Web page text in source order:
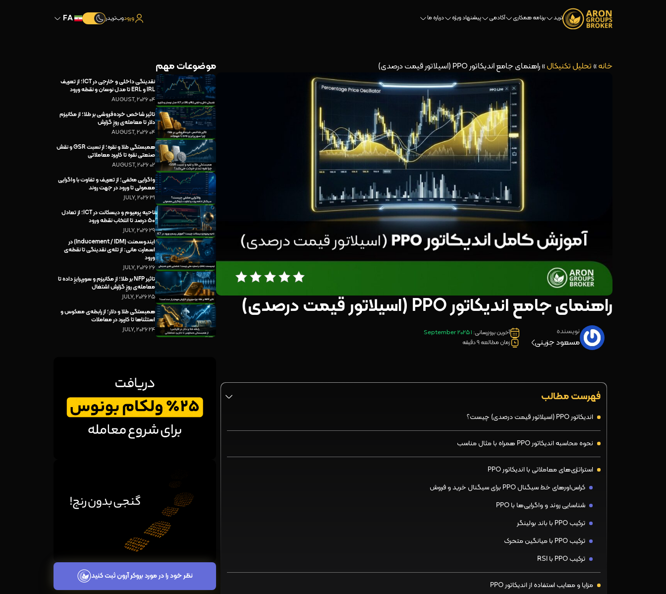
ترید برنامه همکاری آکادمی پیشنهاد ویژه درباره ما ورودوب‌تریدر
خانه» تحلیل تکنیکال»راهنمای جامع اندیکاتور PPO (اسیلاتور قیمت درصدی)
راهنمای جامع اندیکاتور PPO (اسیلاتور قیمت درصدی)
نویسنده
مسعود جزینی
آخرین بروزرسانی: 1 September 2025
زمان مطالعه 9 دقیقه
فهرست مطالب
اندیکاتور PPO (اسیلاتور قیمت درصدی) چیست؟
نحوه محاسبه اندیکاتور PPO همراه با مثال مناسب
استراتژی‌های معاملاتی با اندیکاتور PPO
کراس‌اورهای خط سیگنال PPO برای سیگنال خرید و فروش
شناسایی روند و واگرایی‌ها با PPO
ترکیب PPO با باند بولینگر
ترکیب PPO با میانگین متحرک
ترکیب PPO با RSI
مزایا و معایب استفاده از اندیکاتور PPO
موضوعات مهم
نقدینگی داخلی و خارجی در ICT؛ از تعریف
IRL و ERL تا مدل نوسان و نقطه ورود
04 AUGUST, 2026
تاثیر شاخص خرده‌فروشی بر طلا؛ از مکانیزم
دلار تا معامله‌ی روزِ گزارش
04 AUGUST, 2026
همبستگی طلا و نقره؛ از نسبت GSR و نقش
صنعتی نقره تا کاربرد معاملاتی
02 AUGUST, 2026
واگرایی مخفی؛ از تعریف و تفاوت با واگرایی
معمولی تا ورود در جهت روند
31 JULY, 2026
ناحیه پرمیوم و دیسکانت در ICT؛ از تعادل
۵۰ درصد تا انتخاب نقطه ورود
29 JULY, 2026
ایندوسمنت (Inducement / IDM) در
اسمارت مانی: از تله‌ی نقدینگی تا نقطه‌ی
ورود
26 JULY, 2026
تاثیر NFP بر طلا؛ از مکانیزم و سورپرایزِ داده تا
معامله‌ی روزِ گزارش اشتغال
25 JULY, 2026
همبستگی طلا و دلار؛ از رابطه‌ی معکوس و
استثناها تا کاربرد در معاملات
24 JULY, 2026
نظر خود را در مورد بروکر آرون ثبت کنید